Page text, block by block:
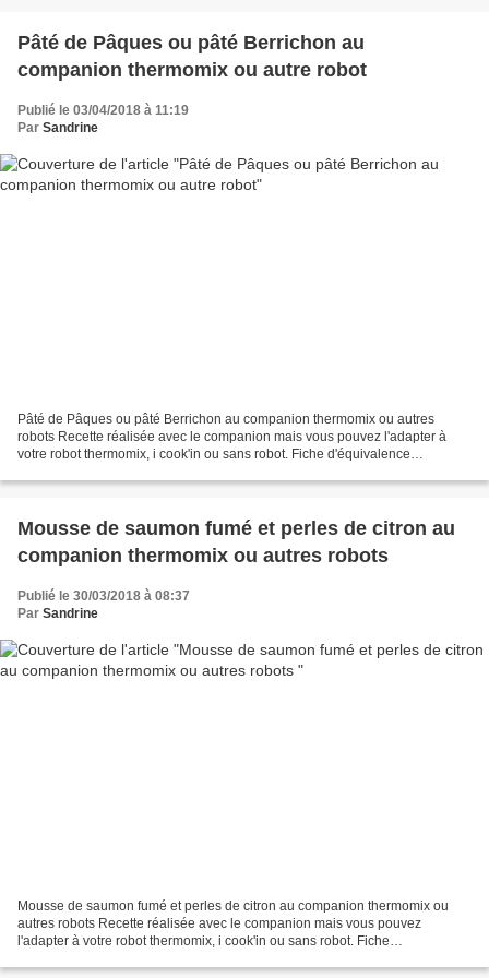
Pâté de Pâques ou pâté Berrichon au
companion thermomix ou autre robot
Publié le 03/04/2018 à 11:19
Par Sandrine
Pâté de Pâques ou pâté Berrichon au companion thermomix ou autres
robots Recette réalisée avec le companion mais vous pouvez l'adapter à
votre robot thermomix, i cook'in ou sans robot. Fiche d'équivalence
Mousse de saumon fumé et perles de citron au
companion thermomix ou autres robots
Publié le 30/03/2018 à 08:37
Par Sandrine
Mousse de saumon fumé et perles de citron au companion thermomix ou
autres robots Recette réalisée avec le companion mais vous pouvez
l'adapter à votre robot thermomix, i cook'in ou sans robot. Fiche